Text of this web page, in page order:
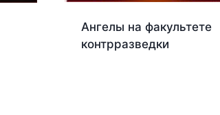
Ангелы на факультете
контрразведки